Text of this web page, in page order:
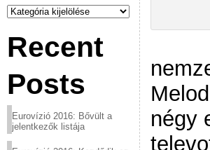
Kategóriák
Recent
Posts
Eurovízió 2016: Bővült a
jelentkezők listája
négy